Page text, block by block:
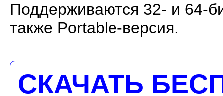
Поддерживаются 32- и 64-
также Portable-версия.
СКАЧАТЬ